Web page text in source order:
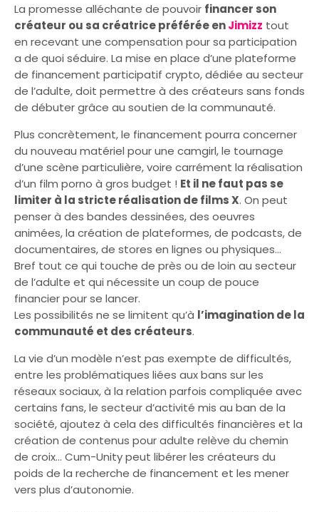
La promesse alléchante de pouvoir financer son
créateur ou sa créatrice préférée enJimizz tout
en recevant une compensation pour sa participation
a de quoi séduire. La mise en place d’une plateforme
de financement participatif crypto, dédiée au secteur
de l’adulte, doit permettre à des créateurs sans fonds
de débuter grâce au soutien de la communauté.
Plus concrètement, le financement pourra concerner
du nouveau matériel pour une camgirl, le tournage
d’une scène particulière, voire carrément la réalisation
d’un film porno à gros budget ! Et il ne faut pas se
limiter à la stricte réalisation de films X. On peut
penser à des bandes dessinées, des oeuvres
animées, la création de plateformes, de podcasts, de
documentaires, de stores en lignes ou physiques…
Bref tout ce qui touche de près ou de loin au secteur
de l’adulte et qui nécessite un coup de pouce
financier pour se lancer.
Les possibilités ne se limitent qu’à l’imagination de la
communauté et des créateurs.
La vie d’un modèle n’est pas exempte de difficultés,
entre les problématiques liées aux bans sur les
réseaux sociaux, à la relation parfois compliquée avec
certains fans, le secteur d’activité mis au ban de la
société, ajoutez à cela des difficultés financières et la
création de contenus pour adulte relève du chemin
de croix… Cum-Unity peut libérer les créateurs du
poids de la recherche de financement et les mener
vers plus d’autonomie.